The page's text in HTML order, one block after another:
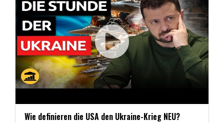
Wie definieren die USA den Ukraine-Krieg NEU?